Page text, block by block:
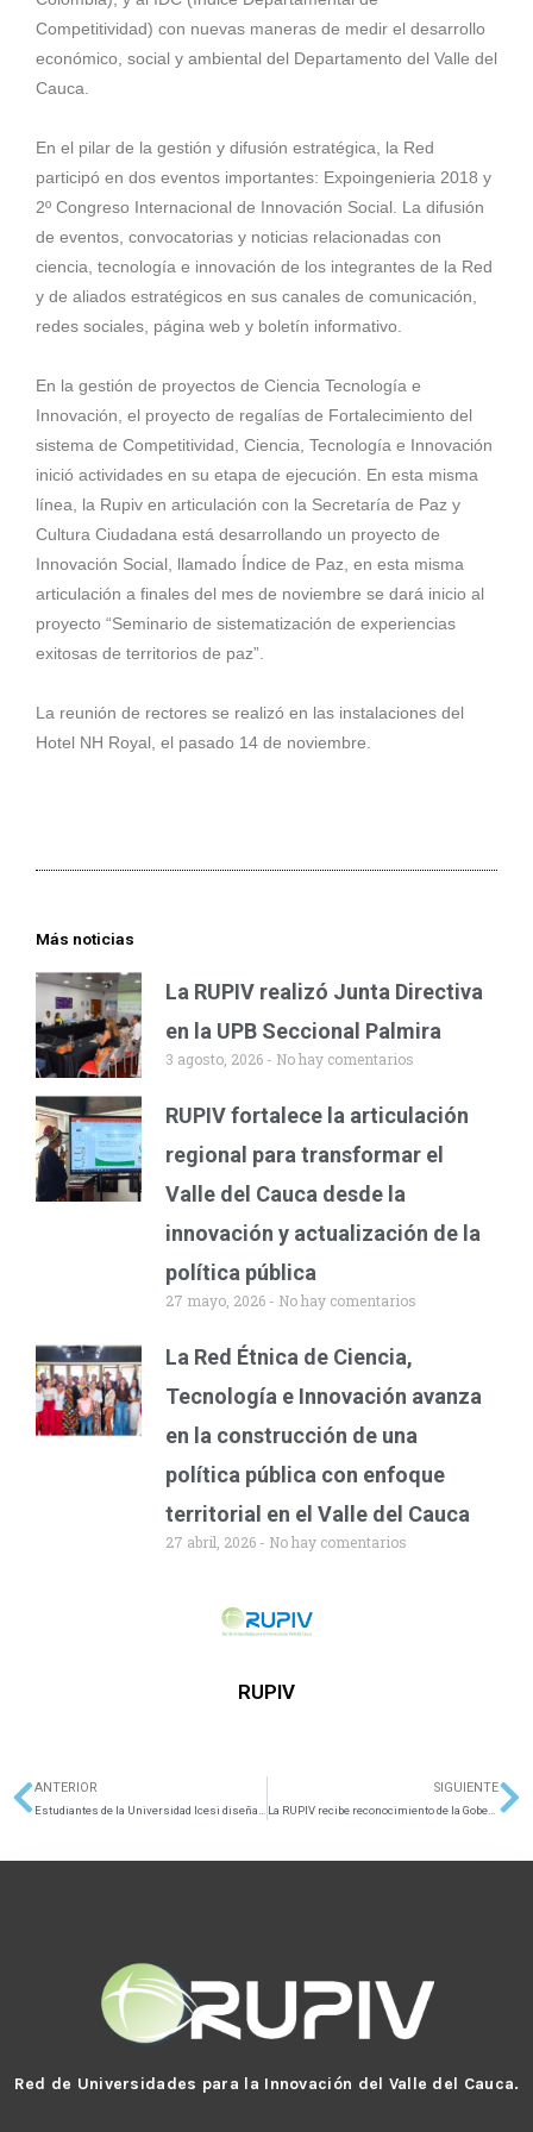
RUPIV
Competitividad) con nuevas maneras de medir el desarrollo
económico, social y ambiental del Departamento del Valle del
Cauca.
En el pilar de la gestión y difusión estratégica, la Red
participó en dos eventos importantes: Expoingenieria 2018 y
2º Congreso Internacional de Innovación Social. La difusión
de eventos, convocatorias y noticias relacionadas con
ciencia, tecnología e innovación de los integrantes de la Red
y de aliados estratégicos en sus canales de comunicación,
redes sociales, página web y boletín informativo.
En la gestión de proyectos de Ciencia Tecnología e
Innovación, el proyecto de regalías de Fortalecimiento del
sistema de Competitividad, Ciencia, Tecnología e Innovación
inició actividades en su etapa de ejecución. En esta misma
línea, la Rupiv en articulación con la Secretaría de Paz y
Cultura Ciudadana está desarrollando un proyecto de
Innovación Social, llamado Índice de Paz, en esta misma
articulación a finales del mes de noviembre se dará inicio al
proyecto “Seminario de sistematización de experiencias
exitosas de territorios de paz”.
La reunión de rectores se realizó en las instalaciones del
Hotel NH Royal, el pasado 14 de noviembre.
Más noticias
La RUPIV realizó Junta Directiva
en la UPB Seccional Palmira
3 agosto, 2026 No hay comentarios
RUPIV fortalece la articulación
regional para transformar el
Valle del Cauca desde la
innovación y actualización de la
política pública
27 mayo, 2026 No hay comentarios
La Red Étnica de Ciencia,
Tecnología e Innovación avanza
en la construcción de una
política pública con enfoque
territorial en el Valle del Cauca
27 abril, 2026 No hay comentarios
Ant
ANTERIOR SIGUIENTE
La RUPIV recibe reconocimiento de la Gobernadora del Valle por su labor en el departamento
Red de Universidades para la Innovación del Valle del Cauca.